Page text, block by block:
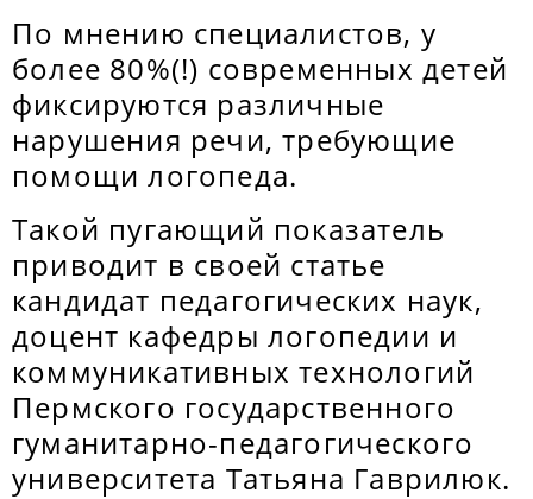
По мнению специалистов, у
более 80%(!) современных детей
фиксируются различные
нарушения речи, требующие
помощи логопеда.
Такой пугающий показатель
приводит в своей статье
кандидат педагогических наук,
доцент кафедры логопедии и
коммуникативных технологий
Пермского государственного
гуманитарно-педагогического
университета Татьяна Гаврилюк.